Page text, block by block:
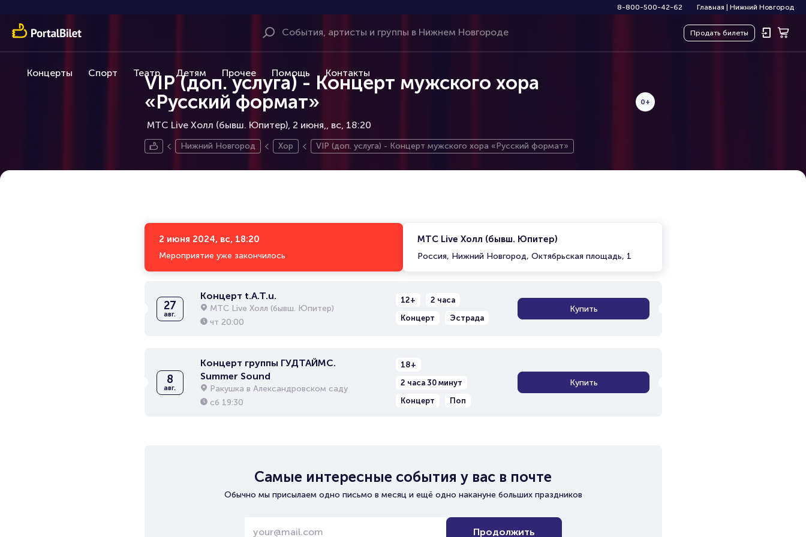
8-800-500-42-62 Главная Нижний Новгород
Продать билеты
Концерты Спорт Театр Детям Прочее Помощь Контакты
VIP (доп. услуга) - Концерт мужского хора
«Русский формат»
МТС Live Холл (бывш. Юпитер), 2 июня,
0+
вс, 18:20
Нижний Новгород Хор VIP (доп. услуга) - Концерт мужского хора «Русский формат»
2 июня 2024, вс, 18:20
Мероприятие уже закончилось
МТС Live Холл (бывш. Юпитер)
Россия, Нижний Новгород, Октябрьская площадь, 1
27
авг.
Концерт t.A.T.u.
МТС Live Холл (бывш. Юпитер)
чт 20:00
12+
2 часа
Концерт
Эстрада
Купить
8
авг.
Концерт группы ГУДТАЙМС.
Summer Sound
Ракушка в Александровском саду
сб 19:30
18+
2 часа 30 минут
Концерт
Поп
Купить
Самые интересные события у вас в почте
Обычно мы присылаем одно письмо в месяц и ещё одно накануне больших праздников
Продолжить